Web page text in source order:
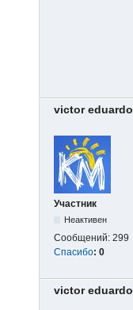
victor eduardo
Участник
Неактивен
Сообщений: 299
Спасибо: 0
victor eduardo